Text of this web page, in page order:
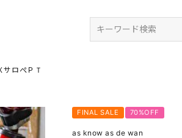
サロぺＰＴ
FINAL SALE 70%OFF
as know as de wan